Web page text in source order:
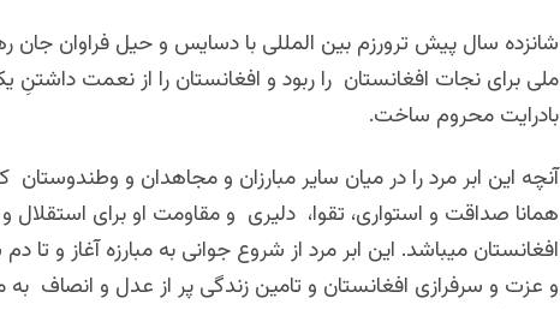
شانزده سال پیش ترورزم بین المللی با دسایس و حیل فراوان جان
ملی برای نجات افغانستان را ربود و افغانستان را از نعمت داشتنِ
بادرایت محروم ساخت.
آنچه این ابر مرد را در میان سایر مبارزان و مجاهدان و وطندوستان
همانا صداقت و استواری، تقوا، دلیری و مقاومت او برای
افغانستان میباشد. این ابر مرد از شروع جوانی به مبارزه آغاز و تا
و عزت و سرفرازی افغانستان و تامین زندگی پر از عدل و انصاف به